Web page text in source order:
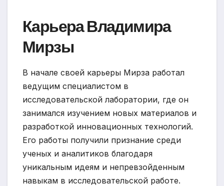
Карьера Владимира
Мирзы
В начале своей карьеры Мирза работал
ведущим специалистом в
исследовательской лаборатории, где он
занимался изучением новых материалов и
разработкой инновационных технологий.
Его работы получили признание среди
ученых и аналитиков благодаря
уникальным идеям и непревзойденным
навыкам в исследовательской работе.